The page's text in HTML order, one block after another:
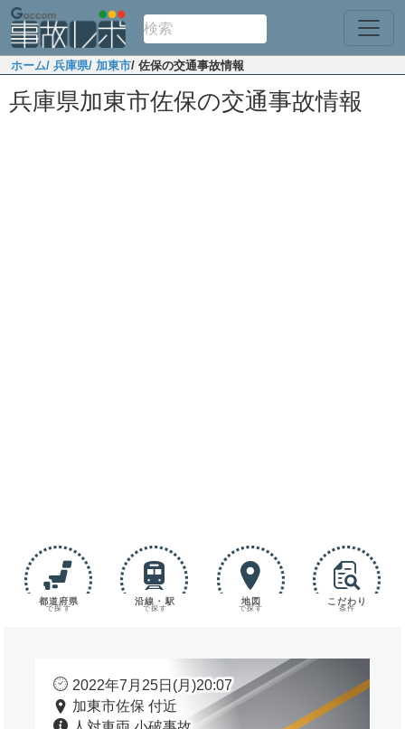
ホーム/ 兵庫県/ 加東市/ 佐保の交通事故情報
兵庫県加東市佐保の交通事故情報
都道府県
で探す
沿線・駅
で探す
地図
で探す
こだわり
条件
2022年7月25日(月)20:07
加東市佐保 付近